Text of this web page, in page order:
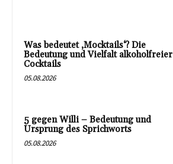
Was bedeutet ‚Mocktails‘? Die
Bedeutung und Vielfalt alkoholfreier
Cocktails
05.08.2026
5 gegen Willi – Bedeutung und
Ursprung des Sprichworts
05.08.2026